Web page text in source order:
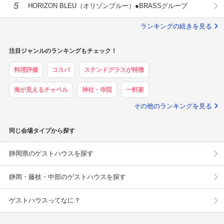
5 HORIZON BLEU（オリゾンブルー）●BRASSグループ
ランキングの続きを見る
注目ジャンルのランキングもチェック！
料理評価 コスパ ステンドグラスが特徴
海が見えるチャペル 神社・寺院 一軒家
その他のランキングを見る
同じ会場タイプから探す
静岡県のゲストハウスを探す
静岡・藤枝・中部のゲストハウスを探す
ゲストハウスってなに？